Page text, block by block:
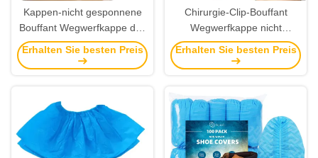
Kappen-nicht gesponnene
Bouffant Wegwerfkappe des
Kopf-14gsm mit elastischem
Band 18in 19in
Erhalten Sie besten Preis
Chirurgie-Clip-Bouffant
Wegwerfkappe nicht
gesponnenes elastisches S-
2XL für medizinisches
Erhalten Sie besten Preis